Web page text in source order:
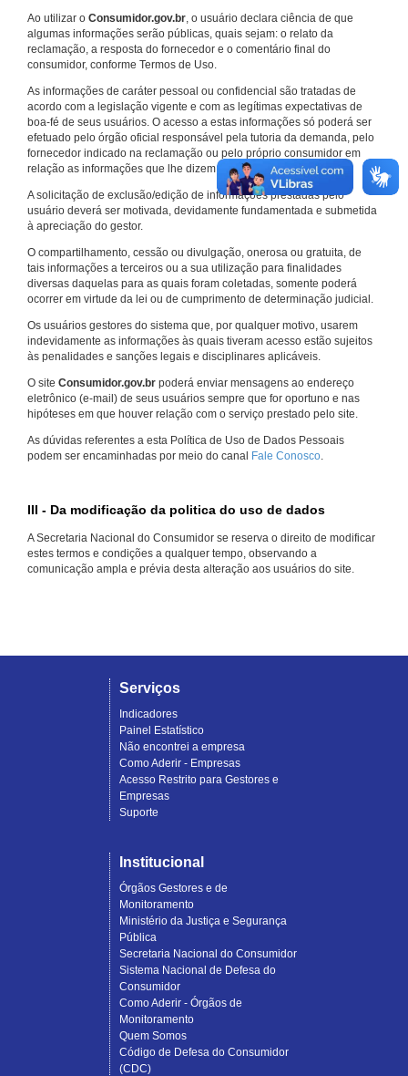
Ao utilizar o Consumidor.gov.br, o usuário declara ciência de que
algumas informações serão públicas, quais sejam: o relato da
reclamação, a resposta do fornecedor e o comentário final do
consumidor, conforme Termos de Uso.
As informações de caráter pessoal ou confidencial são tratadas de
acordo com a legislação vigente e com as legítimas expectativas de
boa-fé de seus usuários. O acesso a estas informações só poderá ser
efetuado pelo órgão oficial responsável pela tutoria da demanda, pelo
fornecedor indicado na reclamação ou pelo próprio consumidor em
relação as informações que lhe dizem respeito.
A solicitação de exclusão/edição de informações prestadas pelo
usuário deverá ser motivada, devidamente fundamentada e submetida
à apreciação do gestor.
O compartilhamento, cessão ou divulgação, onerosa ou gratuita, de
tais informações a terceiros ou a sua utilização para finalidades
diversas daquelas para as quais foram coletadas, somente poderá
ocorrer em virtude da lei ou de cumprimento de determinação judicial.
Os usuários gestores do sistema que, por qualquer motivo, usarem
indevidamente as informações às quais tiveram acesso estão sujeitos
às penalidades e sanções legais e disciplinares aplicáveis.
O site Consumidor.gov.br poderá enviar mensagens ao endereço
eletrônico (e-mail) de seus usuários sempre que for oportuno e nas
hipóteses em que houver relação com o serviço prestado pelo site.
As dúvidas referentes a esta Política de Uso de Dados Pessoais
podem ser encaminhadas por meio do canal Fale Conosco.
III - Da modificação da politica do uso de dados
A Secretaria Nacional do Consumidor se reserva o direito de modificar
estes termos e condições a qualquer tempo, observando a
comunicação ampla e prévia desta alteração aos usuários do site.
Serviços
Indicadores
Painel Estatístico
Não encontrei a empresa
Como Aderir - Empresas
Acesso Restrito para Gestores e
Empresas
Suporte
Institucional
Órgãos Gestores e de
Monitoramento
Ministério da Justiça e Segurança
Pública
Secretaria Nacional do Consumidor
Sistema Nacional de Defesa do
Consumidor
Como Aderir - Órgãos de
Monitoramento
Quem Somos
Código de Defesa do Consumidor
(CDC)